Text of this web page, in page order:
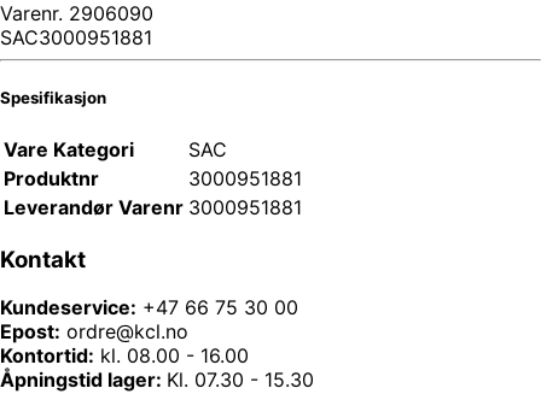
Varenr. 2906090
SAC3000951881
Spesifikasjon
Vare Kategori
SAC
Produktnr
3000951881
Leverandør Varenr 3000951881
Kontakt
Kundeservice: +47 66 75 30 00
Epost: ordre@kcl.no
Kontortid: kl. 08.00 - 16.00
Åpningstid lager: Kl. 07.30 - 15.30